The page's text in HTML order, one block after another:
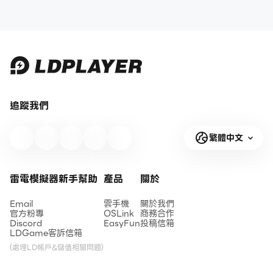
追蹤我們
繁體中文
雷電模擬器新手幫助
Email
官方粉專
Discord
LDGame客訴信箱
(處理LD帳戶&儲值相關問題)
產品
雲手機
OSLink
EasyFun
關於
關於我們
商務合作
投稿信箱